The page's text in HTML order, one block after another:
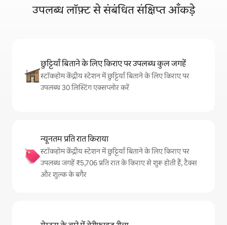
उपलब्ध लॉफ़्ट से संबंधित संक्षिप्त आँकड़े
छुट्टियाँ बिताने के लिए किराए पर उपलब्ध कुल जगहें
स्टॉकहोम केंद्रीय स्टेशन में छुट्टियाँ बिताने के लिए किराए पर
उपलब्ध 30 लिस्टिंग एक्सप्लोर करें
न्यूनतम प्रति रात किराया
स्टॉकहोम केंद्रीय स्टेशन में छुट्टियाँ बिताने के लिए किराए पर
उपलब्ध जगहें ₹5,706 प्रति रात के किराए से शुरू होती हैं, टैक्स
और शुल्क के बगैर